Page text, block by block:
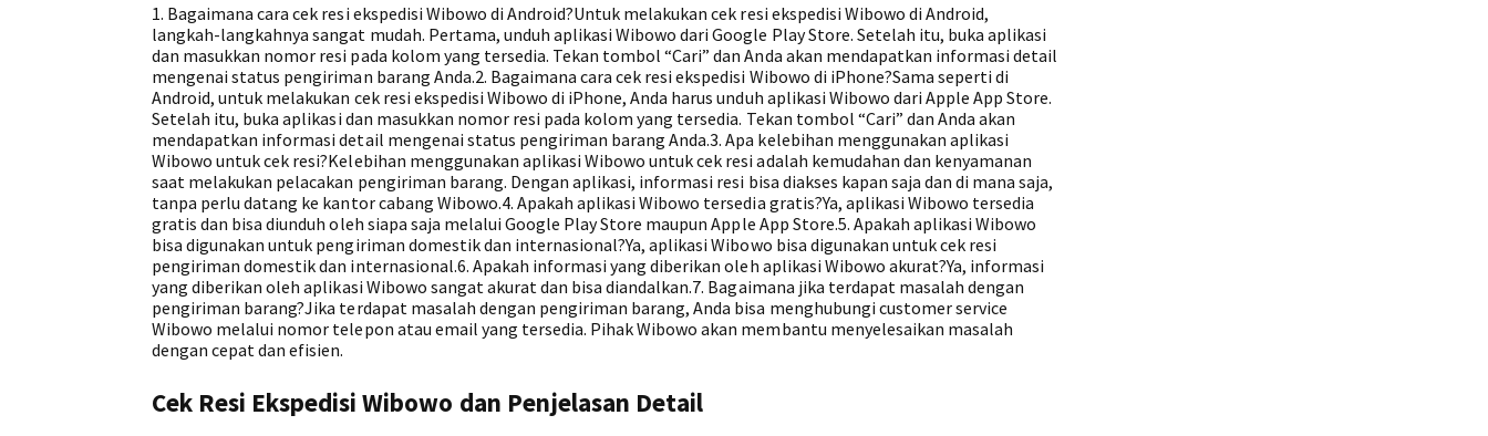
1. Bagaimana cara cek resi ekspedisi Wibowo di Android?Untuk melakukan cek resi ekspedisi Wibowo di Android,
langkah-langkahnya sangat mudah. Pertama, unduh aplikasi Wibowo dari Google Play Store. Setelah itu, buka aplikasi
dan masukkan nomor resi pada kolom yang tersedia. Tekan tombol “Cari” dan Anda akan mendapatkan informasi detail
mengenai status pengiriman barang Anda.2. Bagaimana cara cek resi ekspedisi Wibowo di iPhone?Sama seperti di
Android, untuk melakukan cek resi ekspedisi Wibowo di iPhone, Anda harus unduh aplikasi Wibowo dari Apple App Store.
Setelah itu, buka aplikasi dan masukkan nomor resi pada kolom yang tersedia. Tekan tombol “Cari” dan Anda akan
mendapatkan informasi detail mengenai status pengiriman barang Anda.3. Apa kelebihan menggunakan aplikasi
Wibowo untuk cek resi?Kelebihan menggunakan aplikasi Wibowo untuk cek resi adalah kemudahan dan kenyamanan
saat melakukan pelacakan pengiriman barang. Dengan aplikasi, informasi resi bisa diakses kapan saja dan di mana saja,
tanpa perlu datang ke kantor cabang Wibowo.4. Apakah aplikasi Wibowo tersedia gratis?Ya, aplikasi Wibowo tersedia
gratis dan bisa diunduh oleh siapa saja melalui Google Play Store maupun Apple App Store.5. Apakah aplikasi Wibowo
bisa digunakan untuk pengiriman domestik dan internasional?Ya, aplikasi Wibowo bisa digunakan untuk cek resi
pengiriman domestik dan internasional.6. Apakah informasi yang diberikan oleh aplikasi Wibowo akurat?Ya, informasi
yang diberikan oleh aplikasi Wibowo sangat akurat dan bisa diandalkan.7. Bagaimana jika terdapat masalah dengan
pengiriman barang?Jika terdapat masalah dengan pengiriman barang, Anda bisa menghubungi customer service
Wibowo melalui nomor telepon atau email yang tersedia. Pihak Wibowo akan membantu menyelesaikan masalah
dengan cepat dan efisien.
Cek Resi Ekspedisi Wibowo dan Penjelasan Detail